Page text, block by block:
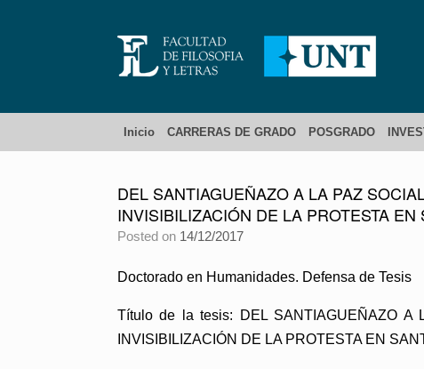
Inicio CARRERAS DE GRADO POSGRADO
DEL SANTIAGUEÑAZO A LA PAZ
INVISIBILIZACIÓN DE LA PROTESTA
Posted on 14/12/2017
Doctorado en Humanidades. Defensa de Tesis
Título de la tesis: DEL SANTIAGUEÑAZO A
INVISIBILIZACIÓN DE LA PROTESTA EN